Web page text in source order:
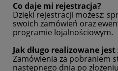
Co daje mi rejestracja?
Dzięki rejestracji możesz:
swoich zamówień oraz
programie lojalnościowym.
Jak długo realizowane
Zamówienia za pobraniem
następnego dnia po